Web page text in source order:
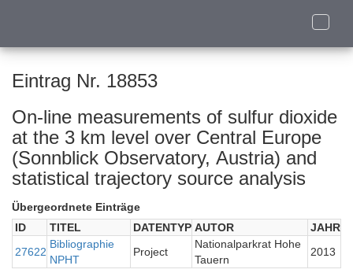
Toggle
Eintrag Nr. 18853
On-line measurements of sulfur dioxide
at the 3 km level over Central Europe
(Sonnblick Observatory, Austria) and
statistical trajectory source analysis
Übergeordnete Einträge
ID
TITEL DATENTYP AUTOR
JAHR
27622
Bibliographie
NPHT
Project
Nationalparkrat Hohe
Tauern
2013